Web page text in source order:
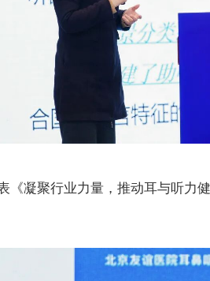
《凝聚行业力量，推动耳与听